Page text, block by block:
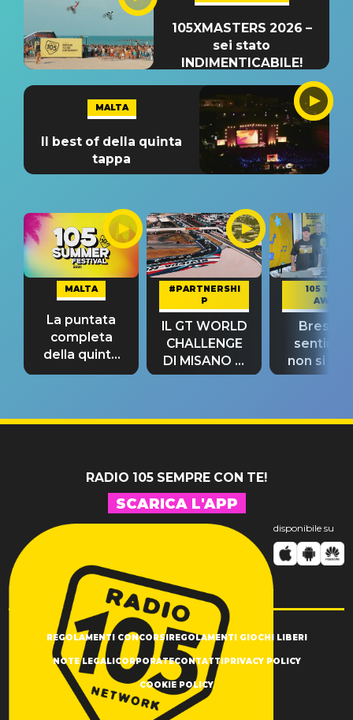
105XMASTERS 2026 –
sei stato
INDIMENTICABILE!
MALTA
Il best of della quinta
tappa
MALTA
La puntata
completa
della quinta
tappa
#PARTNERSHI
P
IL GT WORLD
CHALLENGE
DI MISANO si
riconferma
105 TAKE
AWAY
Bresh:
non si
fino alla
RADIO 105 SEMPRE CON TE!
SCARICA L'APP
disponibile su
REGOLAMENTI CONCORSI REGOLAMENTI GIOCHI LIBERI
NOTE LEGALI CORPORATECONTATTI PRIVACY POLICY
COOKIE POLICY